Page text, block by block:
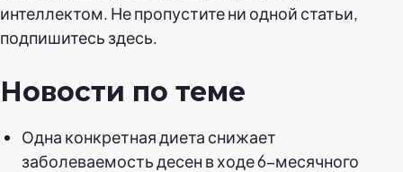
интеллектом. Не пропустите ни одной статьи,
подпишитесь здесь.
Новости по теме
Одна конкретная диета снижает
заболеваемость десен в ходе 6-месячного